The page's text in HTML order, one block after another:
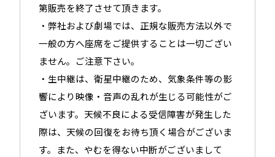
第販売を終了させて頂きます。
・弊社および劇場では、正規な販売方法以外で
一般の方へ座席をご提供することは一切ござい
ません。ご注意下さい。
・生中継は、衛星中継のため、気象条件等の影
響により映像・音声の乱れが生じる可能性がご
ざいます。天候不良による受信障害が発生した
際は、天候の回復をお待ち頂く場合がございま
す。また、やむを得ない中断がございまして